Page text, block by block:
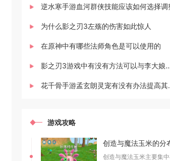
逆水寒手游血河群侠技能应该如何选择调
为什么影之刃3左殇的伤害如此惊人
在原神中有哪些法师角色是可以使用的
影之刃3游戏中有没有方
花千骨手
游戏攻略